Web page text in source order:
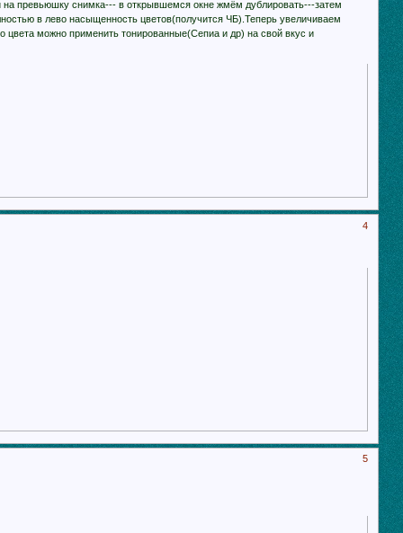
превьюшку снимка--- в открывшемся окне жмём дублировать---затем
в лево насыщенность цветов(получится ЧБ).Теперь увеличиваем
цвета можно применить тонированные(Сепиа и др) на свой вкус и
4
5